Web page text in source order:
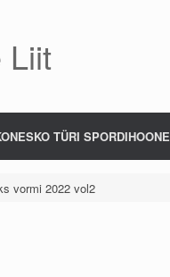
Liit
TÜRI SPORDIHOONE
vormi 2022 vol2